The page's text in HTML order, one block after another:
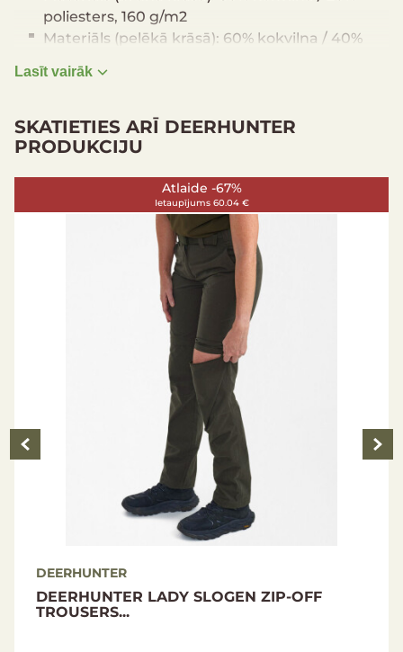
poliesters, 160 g/m2
Materiāls (pelēkā krāsā): 60% kokvilna / 40%
Iepakojumā ir 2 sporta krekli
Lasīt vairāk
SKATIETIES ARĪ DEERHUNTER
PRODUKCIJU
Atlaide -43%
Ietaupījums 30.04 €
DEERHUNTER
DEERHUNTER LADY NORTHWARD
PADDED JACKET...